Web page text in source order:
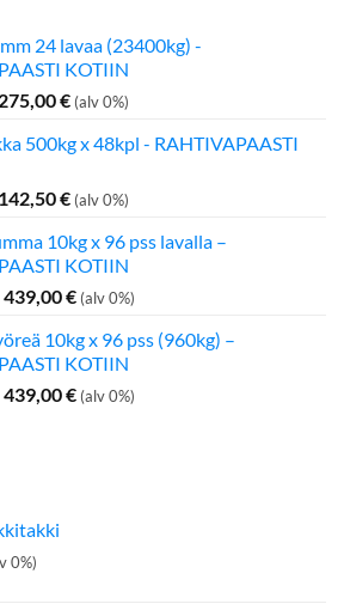
24 lavaa (23400kg) -
KOTIIN
Alkuperäinen
275,00€Nykyinen
on:
(alv 0%)
500kg x 48kpl - RAHTIVAPAASTI
Alkuperäinen
€.
142,50€Nykyinen
on:
142,50 €.
(alv 0%)
10kg x 96 pss lavalla –
KOTIIN
439,00€ (alv 0%)
10kg x 96 pss (960kg) –
KOTIIN
439,00€ (alv 0%)
0%)